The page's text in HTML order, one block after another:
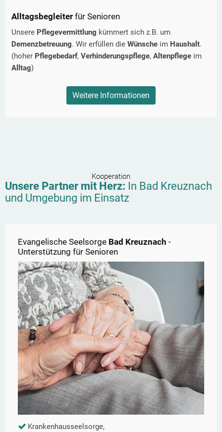
Alltagsbegleiter für Senioren
Unsere Pflegevermittlung kümmert sich z.B. um
Demenzbetreuung. Wir erfüllen die Wünsche im Haushalt.
(hoher Pflegebedarf, Verhinderungspflege, Altenpflege im
Alltag)
Weitere Informationen
Kooperation
Unsere Partner mit Herz: In Bad Kreuznach
und Umgebung im Einsatz
Evangelische Seelsorge Bad Kreuznach -
Unterstützung für Senioren
Krankenhausseelsorge,